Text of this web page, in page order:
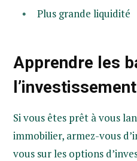
Plus grande liquidité
Apprendre les
Si vous êtes prêt à vous
immobilier, armez-vous
vous sur les options